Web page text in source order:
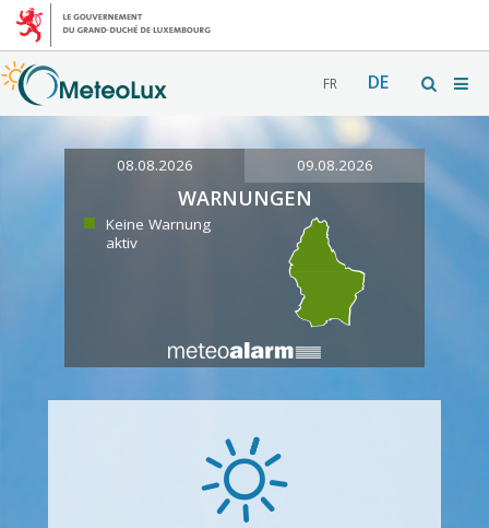
FR DE
08.08.2026 09.08.2026
WARNUNGEN
Keine Warnung
aktiv